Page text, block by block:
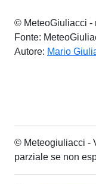
© MeteoGiuliacci -
Fonte:
Autore: Mario
© Meteogiuliacci -
parziale se non